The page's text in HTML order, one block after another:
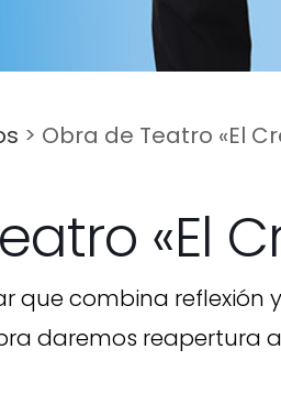
> Obra de Teatro «El
«El
que combina reflexión
daremos reapertura